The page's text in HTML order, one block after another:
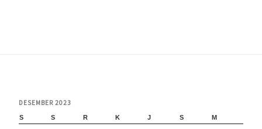
DESEMBER 2023
S S R K J S M